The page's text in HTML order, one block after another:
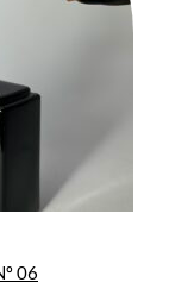
06